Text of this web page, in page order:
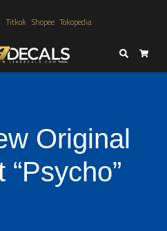
Titkok Shopee Tokopedia
SearchCart
Original